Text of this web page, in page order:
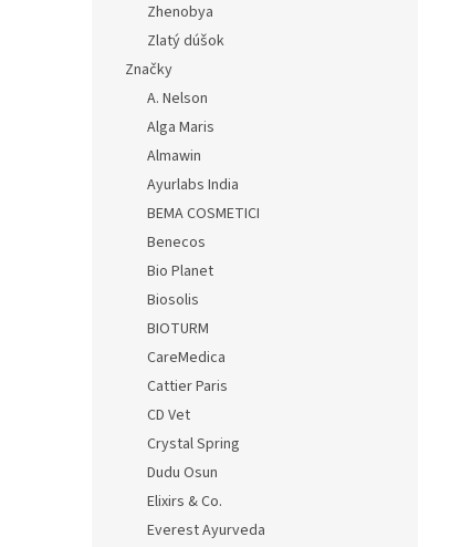
Zhenobya
Zlatý dúšok
Značky
A. Nelson
Alga Maris
Almawin
Ayurlabs India
BEMA COSMETICI
Benecos
Bio Planet
Biosolis
BIOTURM
CareMedica
Cattier Paris
CD Vet
Crystal Spring
Dudu Osun
Elixirs & Co.
Everest Ayurveda